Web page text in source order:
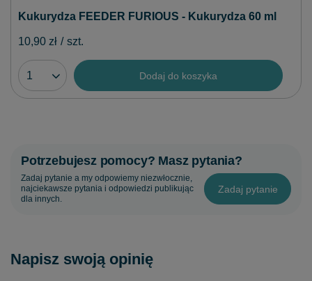
Kukurydza FEEDER FURIOUS - Kukurydza 60 ml
10,90 zł / szt.
Dodaj do koszyka
Potrzebujesz pomocy? Masz pytania?
Zadaj pytanie a my odpowiemy niezwłocznie,
najciekawsze pytania i odpowiedzi publikując
dla innych.
Zadaj pytanie
Napisz swoją opinię